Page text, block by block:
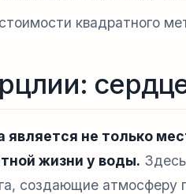
квадратного
является не только
жизни у воды.
создающие атмосферу